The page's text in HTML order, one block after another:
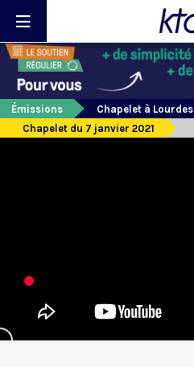
Émissions
Chapelet à Lourdes
Chapelet du 7 janvier 2021